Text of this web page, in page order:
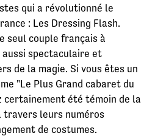
qui a révolutionné le
: Les Dressing Flash.
seul couple français à
spectaculaire et
de la magie. Si vous êtes un
"Le Plus Grand cabaret du
certainement été témoin de la
travers leurs numéros
de costumes.